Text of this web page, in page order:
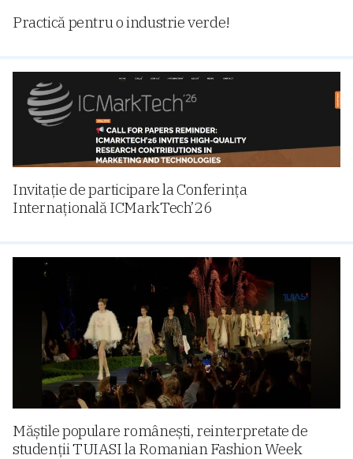
Practică pentru o industrie verde!
Invitație de participare la Conferința
Internațională ICMarkTech’26
Măștile populare românești, reinterpretate de
studenții TUIASI la Romanian Fashion Week